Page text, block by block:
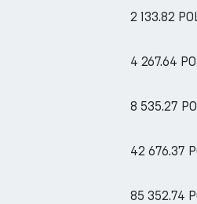
2 133.82
4 267.64
8 535.27
42 676.37
85 352.74